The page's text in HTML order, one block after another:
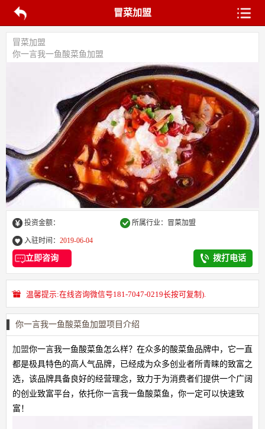
冒菜加盟
冒菜加盟
你一言我一鱼酸菜鱼加盟
投资金额： 所属行业：冒菜加盟
入驻时间： 2019-06-04
立即咨询 拨打电话
温馨提示:在线咨询微信号181-7047-0219长按可复制).
你一言我一鱼酸菜鱼加盟项目介绍
加盟你一言我一鱼酸菜鱼怎么样？在众多的酸菜鱼品牌中，它一直
都是极具特色的高人气品牌，已经成为众多创业者所青睐的致富之
选，该品牌具备良好的经营理念，致力于为消费者们提供一个广阔
的创业致富平台，依托你一言我一鱼酸菜鱼，你一定可以快速致
富！